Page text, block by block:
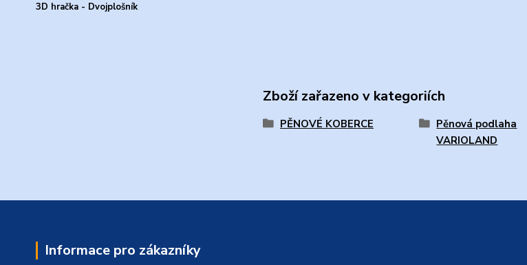
3D hračka - Dvojplošník
Zboží zařazeno v kategoriích
PĚNOVÉ KOBERCE
Pěnová podlaha
VARIOLAND
Informace pro zákazníky